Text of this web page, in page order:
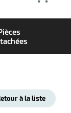
à la liste